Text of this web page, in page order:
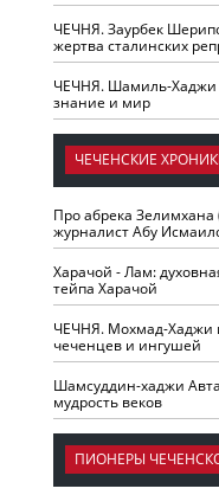
ЧЕЧНЯ. Заурбек
жертва сталинских
ЧЕЧНЯ. Шамиль-Хаджи
знание и мир
ЧЕЧЕНСКИЕ
Про абрека Зелимхана
журналист Абу
Харачой - Лам:
тейпа Харачой
ЧЕЧНЯ. Мохмад-Хаджи
чеченцев и ингушей
Шамсуддин-хаджи
мудрость веков
ПИОНЕРЫ